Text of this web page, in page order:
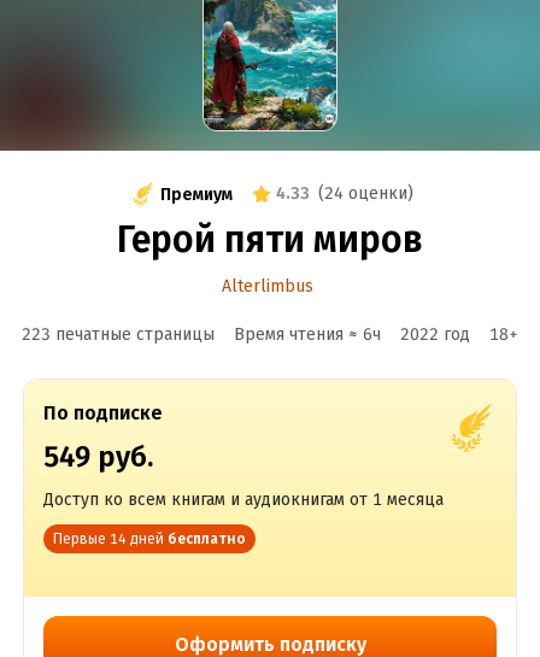
Премиум 4.33 (24 оценки)
Герой пяти миров
Alterlimbus
223 печатные страницы Время чтения ≈ 6ч 2022 год 18+
По подписке
549 руб.
Доступ ко всем книгам и аудиокнигам от 1 месяца
Первые 14 дней бесплатно
Оформить подписку